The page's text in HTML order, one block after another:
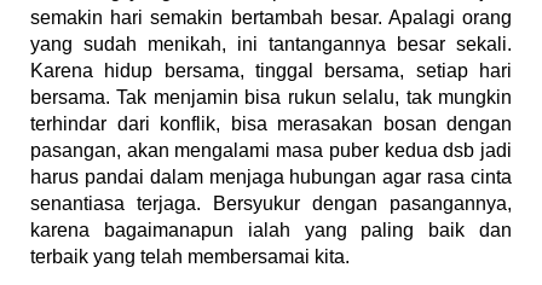
semakin hari semakin bertambah besar. Apalagi orang
yang sudah menikah, ini tantangannya besar sekali.
Karena hidup bersama, tinggal bersama, setiap hari
bersama. Tak menjamin bisa rukun selalu, tak mungkin
terhindar dari konflik, bisa merasakan bosan dengan
pasangan, akan mengalami masa puber kedua dsb jadi
harus pandai dalam menjaga hubungan agar rasa cinta
senantiasa terjaga. Bersyukur dengan pasangannya,
karena bagaimanapun ialah yang paling baik dan
terbaik yang telah membersamai kita.